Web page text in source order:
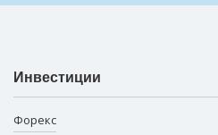
Инвестиции
Форекс